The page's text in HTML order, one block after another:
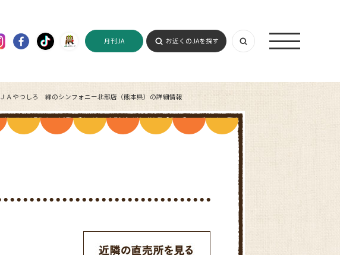
月刊JA お近くのJAを探す
ＪＡやつしろ 緑のシンフォニー北部店（熊本県）の詳細情報